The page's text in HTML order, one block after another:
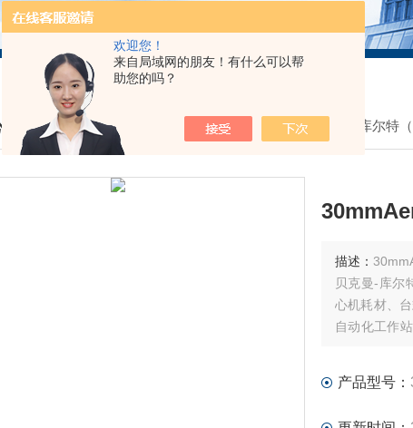
欢迎您！
来自局域网的朋友！有什么可以帮
助您的吗？
CENTER
首页> 产品中心> 贝克曼库尔特
描述：
贝克曼-库尔
心机耗材、
自动化工作
产品型号：